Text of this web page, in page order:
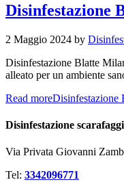
Disinfestazione
2 Maggio 2024 by
Disinfestazione Blatte
alleato per un ambiente
Read moreDisinfestazione
Disinfestazione
Via Privata Giovanni
Tel: 3342096771